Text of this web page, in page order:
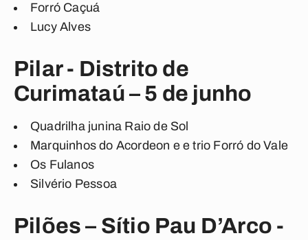
Forró Caçuá
Lucy Alves
Pilar - Distrito de
Curimataú – 5 de junho
Quadrilha junina Raio de Sol
Marquinhos do Acordeon e e trio Forró do Vale
Os Fulanos
Silvério Pessoa
Pilões – Sítio Pau D’Arco -